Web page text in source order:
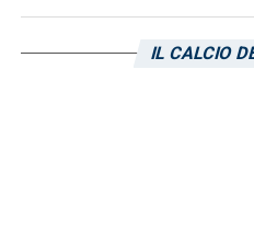
Azzi; Oristanio,
IL CALCIO